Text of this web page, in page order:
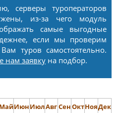
серверы туроператоров
из-за чего модуль
самые выгодные
если мы проверим
туров самостоятельно.
нам заявку на подбор.
МайИюнИюлАвгСенОктНояДек